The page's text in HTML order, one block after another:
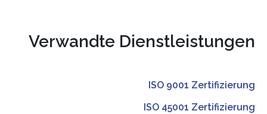
Verwandte Dienstleistungen
ISO 9001 Zertifizierung
ISO 45001 Zertifizierung